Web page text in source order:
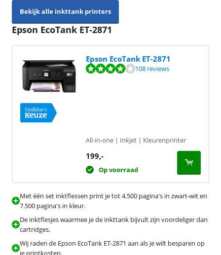
Bekijk alle inkttank printers
Epson EcoTank ET-2871
Met één set inktflessen print je tot 4.500 pagina's in zwart-wit en
7.500 pagina's in kleur.
De inktflesjes waarmee je de inkttank bijvult zijn voordeliger dan
cartridges.
Wij raden de Epson EcoTank ET-2871 aan als je wilt besparen op
je printkosten.
Epson EcoTank ET-2871
Beoordeling is 8,1 van de 10, gebaseerd op 108 reviews.
108 reviews
All-in-one | Inkjet | Kleurenprinter
199,-
Op voorraad